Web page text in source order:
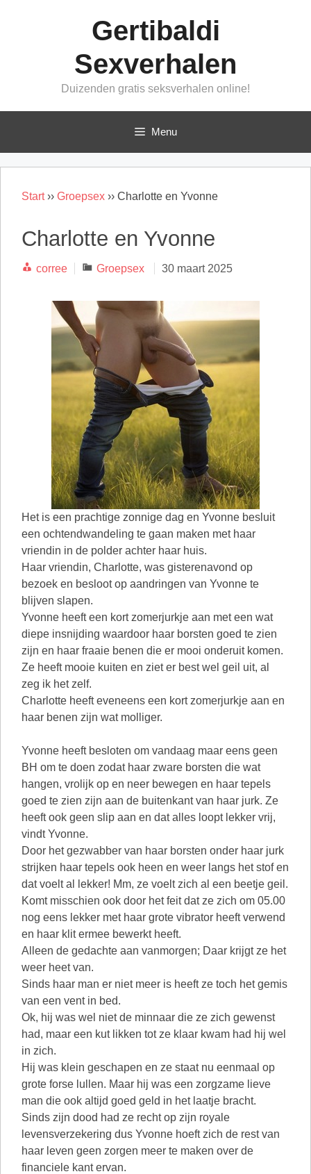
Gertibaldi
Sexverhalen
Duizenden gratis seksverhalen online!
Menu
Start›› Groepsex ›› Charlotte en Yvonne
Charlotte en Yvonne
corree Categorieën
Groepsex 30 maart 2025
Het is een prachtige zonnige dag en Yvonne besluit
een ochtendwandeling te gaan maken met haar
vriendin in de polder achter haar huis.
Haar vriendin, Charlotte, was gisterenavond op
bezoek en besloot op aandringen van Yvonne te
blijven slapen.
Yvonne heeft een kort zomerjurkje aan met een wat
diepe insnijding waardoor haar borsten goed te zien
zijn en haar fraaie benen die er mooi onderuit komen.
Ze heeft mooie kuiten en ziet er best wel geil uit, al
zeg ik het zelf.
Charlotte heeft eveneens een kort zomerjurkje aan en
haar benen zijn wat molliger.
Yvonne heeft besloten om vandaag maar eens geen
BH om te doen zodat haar zware borsten die wat
hangen, vrolijk op en neer bewegen en haar tepels
goed te zien zijn aan de buitenkant van haar jurk. Ze
heeft ook geen slip aan en dat alles loopt lekker vrij,
vindt Yvonne.
Door het gezwabber van haar borsten onder haar jurk
strijken haar tepels ook heen en weer langs het stof en
dat voelt al lekker! Mm, ze voelt zich al een beetje geil.
Komt misschien ook door het feit dat ze zich om 05.00
nog eens lekker met haar grote vibrator heeft verwend
en haar klit ermee bewerkt heeft.
Alleen de gedachte aan vanmorgen; Daar krijgt ze het
weer heet van.
Sinds haar man er niet meer is heeft ze toch het gemis
van een vent in bed.
Ok, hij was wel niet de minnaar die ze zich gewenst
had, maar een kut likken tot ze klaar kwam had hij wel
in zich.
Hij was klein geschapen en ze staat nu eenmaal op
grote forse lullen. Maar hij was een zorgzame lieve
man die ook altijd goed geld in het laatje bracht.
Sinds zijn dood had ze recht op zijn royale
levensverzekering dus Yvonne hoeft zich de rest van
haar leven geen zorgen meer te maken over de
financiele kant ervan.